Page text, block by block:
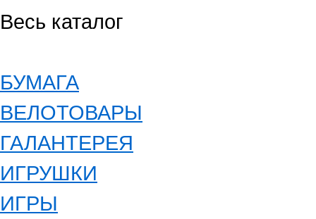
Весь каталог
БУМАГА
ВЕЛОТОВАРЫ
ГАЛАНТЕРЕЯ
ИГРУШКИ
ИГРЫ